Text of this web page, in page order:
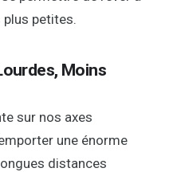
plus petites.
Moins
sur nos axes
une énorme
distances